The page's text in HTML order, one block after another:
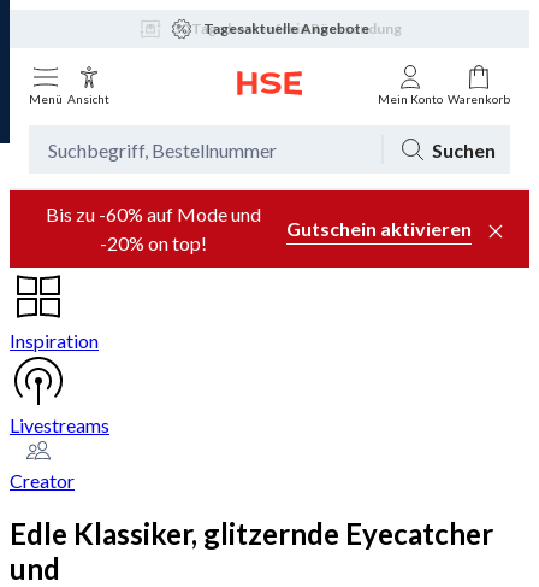
Tagesaktuelle Angebote
Menü Ansicht Mein Konto Warenkorb
Suchen
Bis zu -60% auf Mode und
-20% on top!
Gutschein aktivieren
Inspiration
Livestreams
Creator
Edle Klassiker, glitzernde Eyecatcher
und